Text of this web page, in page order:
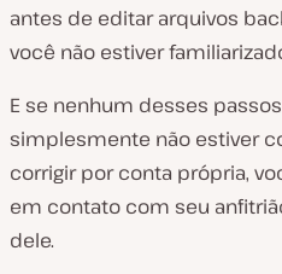
antes de editar arquivos
você não estiver
E se nenhum desses
simplesmente não estiver
corrigir por conta própria,
em contato com seu
dele.